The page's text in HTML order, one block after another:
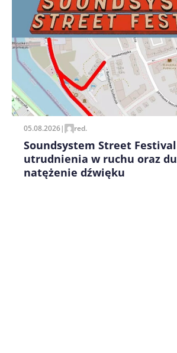
05.08.2026| red.
Soundsystem Street Festival
utrudnienia w ruchu oraz
natężenie dźwięku